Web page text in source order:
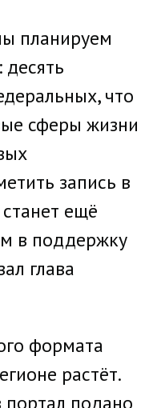
планируем
десять
что
сферы жизни
запись в
ещё
в поддержку
глава
формата
растёт.
портал подано